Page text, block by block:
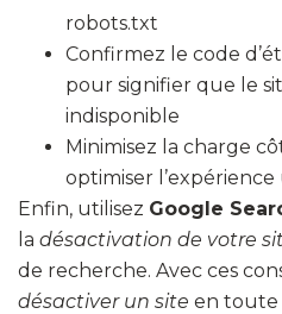
robots.txt
Confirmez le code
pour signifier que le
indisponible
Minimisez la charge
optimiser
Enfin, utilisez Google
la désactivation de votre
de recherche. Avec ces
désactiver un site en toute